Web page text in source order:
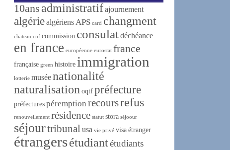
10ans administratif ajournement
algérie algériens APS card changment
chateau cnf commission consulat déchéance
en france européenne eurostat france
française green histoire immigration
lotterie musée nationalité
naturalisation oqtf préfecture
préfectures péremption recoursrefus
renouvellement résidence statut stora séjoour
séjourtribunal usa vie privé visa étranger
étrangersétudiantétudiants